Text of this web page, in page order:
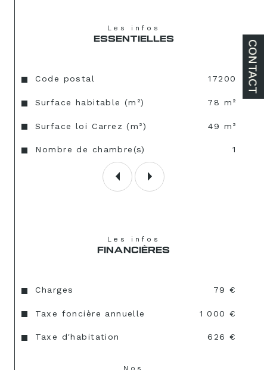
CONTACT
Les infos
ESSENTIELLES
Caractéristiques Valeurs
Code postal 17200
Surface habitable (m²) 78 m²
Surface loi Carrez (m²) 49 m²
Nombre de chambre(s) 1
Les infos
FINANCIÈRES
Charges 79 €
Taxe foncière annuelle 1 000 €
Taxe d'habitation 626 €
Nos